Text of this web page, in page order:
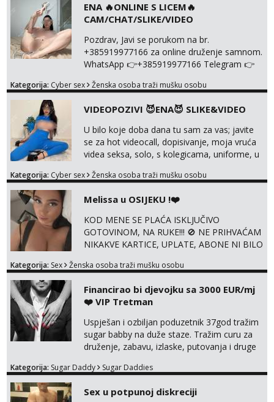
ENA 🔥ONLINE S LICEM🔥
CAM/CHAT/SLIKE/VIDEO
Pozdrav, Javi se porukom na br.
+385919977166 za online druženje samnom.
WhatsApp 👉+385919977166 Telegram 👉
solo i s partnerom, kolegicama
haljine, štikle, samostojeće itd. Nudim
svakakva videa seksa, pušenje, razne
lokacije, suradnje s kolegicama, fetiši..
Dopisivanje i slike također radim. NIŠTA UŽI...
Kategorija: Cyber sex Ženska osoba traži mušku osobu
VIDEOPOZIVI 😈ENA😈 SLIKE&VIDEO
U bilo koje doba dana tu sam za vas; javite
se za hot videocall, dopisivanje, moja vruća
videa seksa, solo, s kolegicama, uniforme, u
+385919977166 Telegram 👉
UŽIVO
Kategorija: Cyber sex Ženska osoba traži mušku osobu
Melissa u OSIJEKU !❤️
KOD MENE SE PLAĆA ISKLJUČIVO
GOTOVINOM, NA RUKE!!! 🚫 NE PRIHVAĆAM
NIKAKVE KARTICE, UPLATE, ABONE NI BILO
SAMO GOTOVINA!!! Moje fotografije su
za dopisivanja Za dogovor mi piši direktno na
WhatsApp – ako znaš što želiš, bit će ti
nagrađeno.
Kategorija: Sex Ženska osoba traži mušku osobu
Financirao bi djevojku sa 3000 EUR/mj
❤️ VIP Tretman
Uspješan i ozbiljan poduzetnik 37god tražim
sugar babby na duže staze. Tražim curu za
druženje, zabavu, izlaske, putovanja i druge
otvorena, komunikativna, zgodna i atraktivna
markodalic37@gmail.com
Kategorija: Sugar Daddy Sugar Daddies
Sex u potpunoj diskreciji